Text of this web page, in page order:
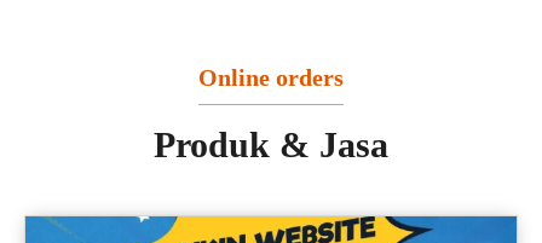
Online orders
Produk & Jasa